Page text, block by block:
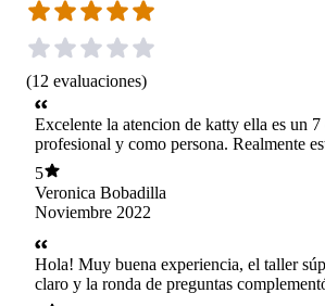
(12 evaluaciones)
Excelente la atencion de katty ella es un 7
profesional y como persona. Realmente
muy agradecida con ella me ayudo mucho no
solo con los tips y recomendaciones sino
tambien me dio animo para continuar en
desafio de la lactancia.
5
Veronica Bobadilla
Noviembre 2022
Hola! Muy buena experiencia, el taller
claro y la ronda de preguntas